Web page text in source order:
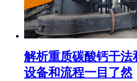
解析重质碳酸钙干法
设备和流程一目了然